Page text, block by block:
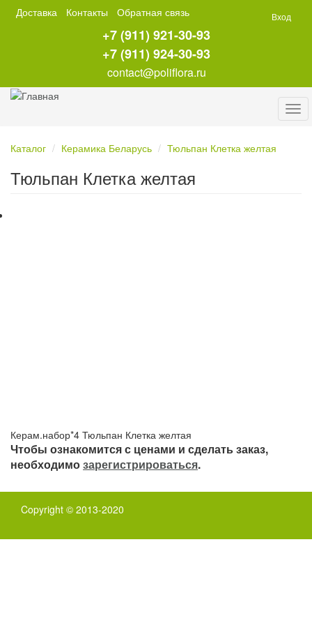
Перейти
Доставка Контакты Обратная связь
+7 (911) 921-30-93
+7 (911) 924-30-93
contact@poliflora.ru
Вход
Каталог
Керамика Беларусь Тюльпан Клетка желтая
Тюльпан Клетка желтая
Керам.набор*4 Тюльпан Клетка желтая
Чтобы ознакомится с ценами и сделать заказ,
необходимозарегистрироваться.
Copyright © 2013-2020